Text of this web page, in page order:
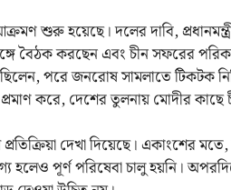
শুরু হয়েছে। দলের দাবি,
বৈঠক করছেন এবং চীন সফরের
পরে জনরোষ সামলাতে
করে, দেশের তুলনায় মোদীর কাছে
দেখা দিয়েছে। একাংশের
হলেও পূর্ণ পরিষেবা চালু হয়নি।